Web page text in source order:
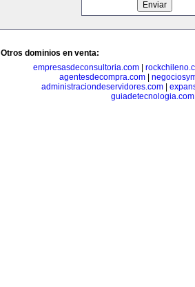
Otros dominios en venta:
empresasdeconsultoria.com
agentesdecompra.com|
administraciondeservidores.com
guiadetecnologia.com